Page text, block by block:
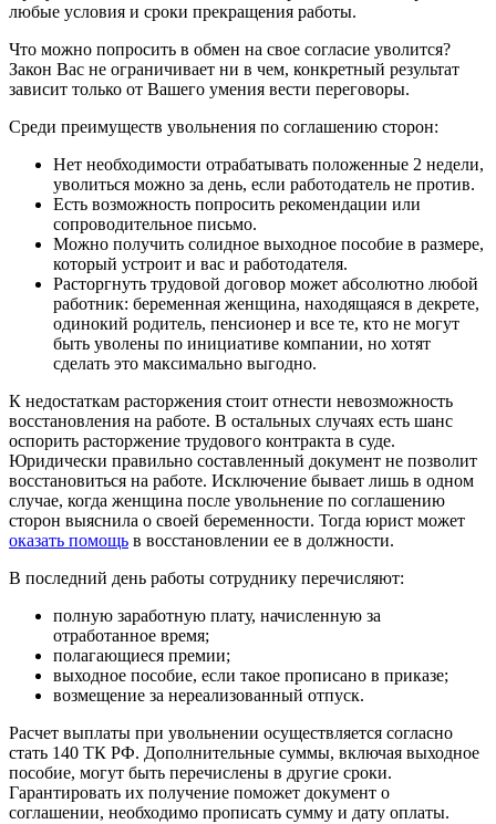
любые условия и сроки прекращения работы.
Что можно попросить в обмен на свое согласие уволится?
Закон Вас не ограничивает ни в чем, конкретный результат
зависит только от Вашего умения вести переговоры.
Среди преимуществ увольнения по соглашению сторон:
Нет необходимости отрабатывать положенные 2 недели,
уволиться можно за день, если работодатель не против.
Есть возможность попросить рекомендации или
сопроводительное письмо.
Можно получить солидное выходное пособие в размере,
который устроит и вас и работодателя.
Расторгнуть трудовой договор может абсолютно любой
работник: беременная женщина, находящаяся в декрете,
одинокий родитель, пенсионер и все те, кто не могут
быть уволены по инициативе компании, но хотят
сделать это максимально выгодно.
К недостаткам расторжения стоит отнести невозможность
восстановления на работе. В остальных случаях есть шанс
оспорить расторжение трудового контракта в суде.
Юридически правильно составленный документ не позволит
восстановиться на работе. Исключение бывает лишь в одном
случае, когда женщина после увольнение по соглашению
сторон выяснила о своей беременности. Тогда юрист может
оказать помощь в восстановлении ее в должности.
В последний день работы сотруднику перечисляют:
полную заработную плату, начисленную за
отработанное время;
полагающиеся премии;
выходное пособие, если такое прописано в приказе;
возмещение за нереализованный отпуск.
Расчет выплаты при увольнении осуществляется согласно
стать 140 ТК РФ. Дополнительные суммы, включая выходное
пособие, могут быть перечислены в другие сроки.
Гарантировать их получение поможет документ о
соглашении, необходимо прописать сумму и дату оплаты.